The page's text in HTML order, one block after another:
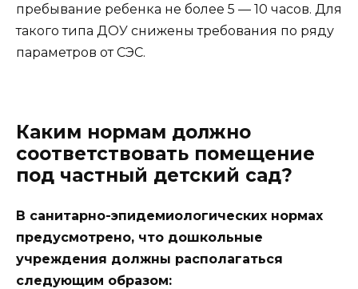
пребывание ребенка не более 5 — 10 часов. Для
такого типа ДОУ снижены требования по ряду
параметров от СЭС.
Каким нормам должно
соответствовать помещение
под частный детский сад?
В санитарно-эпидемиологических нормах
предусмотрено, что дошкольные
учреждения должны располагаться
следующим образом: